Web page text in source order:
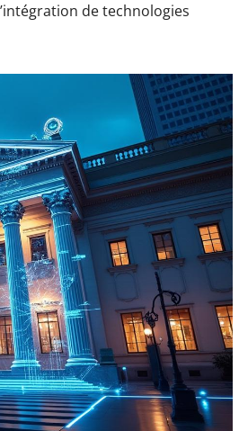
de technologies